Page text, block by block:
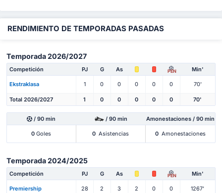
RENDIMIENTO DE TEMPORADAS PASADAS
Temporada 2026/2027
Competición PJ G As PEN Min'
Ekstraklasa 1 0 0 0 0 0 70'
Total 2026/2027 1 0 0 0 0 0 70'
/ 90 min / 90 min Amonestaciones / 90 min
0 Goles 0 Asistencias 0 Amonestaciones
Temporada 2024/2025
Competición PJ G As PEN Min'
Premiership 28 2 3 2 0 0 1267'